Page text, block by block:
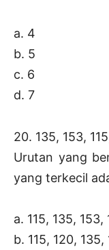
a. 4
b. 5
c. 6
d. 7
20. 135, 153,
Urutan yang
yang terkecil
a. 115, 135, 153,
b. 115, 120, 135,